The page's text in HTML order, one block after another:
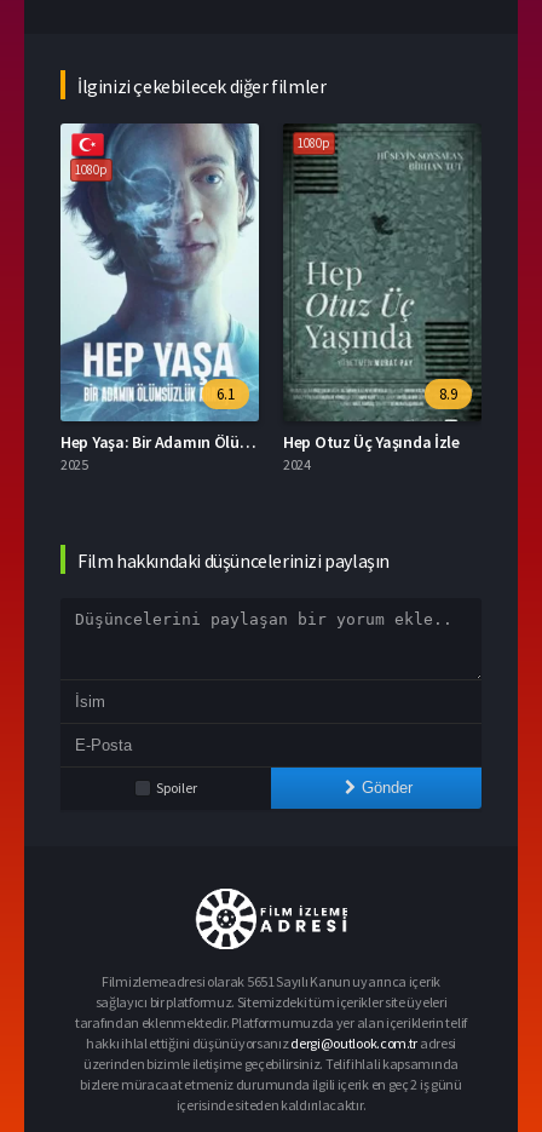
İlginizi çekebilecek diğer filmler
1080p
6.1
Hep Yaşa: Bir Adamın Ölümsüzlük Arayışı Türkçe Dublaj İzle
2025
1080p
8.9
Hep Otuz Üç Yaşında İzle
2024
Film hakkındaki düşüncelerinizi paylaşın
Spoiler Gönder
Filmizlemeadresi olarak 5651 Sayılı Kanun uyarınca içerik
sağlayıcı bir platformuz. Sitemizdeki tüm içerikler site üyeleri
tarafından eklenmektedir. Platformumuzda yer alan içeriklerin telif
hakkı ihlal ettiğini düşünüyorsanızdergi@outlook.com.tr adresi
üzerinden bizimle iletişime geçebilirsiniz. Telif ihlali kapsamında
bizlere müracaat etmeniz durumunda ilgili içerik en geç 2 iş günü
içerisinde siteden kaldırılacaktır.